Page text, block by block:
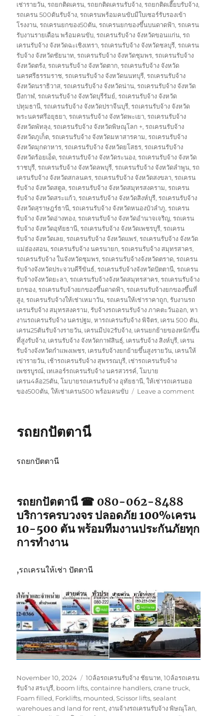
เช่ารายวัน,รถยกติดเครน,รถยกติดเครนรับจ้าง,รถยกติดเฮี๊ยบรับจ้าง,
รถเครน 500ตันรับจ้าง,รถเครนพร้อมคนขับมีใบเซอร์รับรองเข้า
โรงงาน,รถเครนยกของ50ตัน,รถเครนยกของขึ้นบนดาดฟ้า,รถเครน
รับงานรายเดือน พร้อมคนขับ,รถเครนรับจ้าง จังหวัดขอนแก่น,รถ
เครนรับจ้าง จังหวัดฉะเชิงเทรา,รถเครนรับจ้าง จังหวัดชลบุรี,รถเครน
รับจ้าง จังหวัดชัยนาท,รถเครนรับจ้าง จังหวัดชุมพร,รถเครนรับจ้าง
จังหวัดตรัง,รถเครนรับจ้าง จังหวัดตาก,รถเครนรับจ้าง จังหวัด
นครศรีธรรมราช,รถเครนรับจ้าง จังหวัดนนทบุรี,รถเครนรับจ้าง
จังหวัดนราธิวาส,รถเครนรับจ้าง จังหวัดน่าน,รถเครนรับจ้าง จังหวัด
บึงกาฬ,รถเครนรับจ้าง จังหวัดบุรีรัมย์,รถเครนรับจ้าง จังหวัด
ปทุมธานี,รถเครนรับจ้าง จังหวัดปราจีนบุรี,รถเครนรับจ้าง จังหวัด
พระนครศรีอยุธยา,รถเครนรับจ้าง จังหวัดพะเยา,รถเครนรับจ้าง
จังหวัดพัทลุง,รถเครนรับจ้าง จังหวัดพิษณุโลก +,รถเครนรับจ้าง
จังหวัดภูเก็ต,รถเครนรับจ้าง จังหวัดมหาสารคาม,รถเครนรับจ้าง
จังหวัดมุกดาหาร,รถเครนรับจ้าง จังหวัดยโสธร,รถเครนรับจ้าง
จังหวัดร้อยเอ็ด,รถเครนรับจ้าง จังหวัดระนอง,รถเครนรับจ้าง จังหวัด
ราชบุรี,รถเครนรับจ้าง จังหวัดลพบุรี,รถเครนรับจ้าง จังหวัดลำพูน,รถ
เครนรับจ้าง จังหวัดสกลนคร,รถเครนรับจ้าง จังหวัดสงขลา,รถเครน
รับจ้าง จังหวัดสตูล,รถเครนรับจ้าง จังหวัดสมุทรสงคราม,รถเครน
รับจ้าง จังหวัดสระแก้ว,รถเครนรับจ้าง จังหวัดสิงห์บุรี,รถเครนรับจ้าง
จังหวัดสุราษฎร์ธานี,รถเครนรับจ้าง จังหวัดหนองบัวลำภู,รถเครน
รับจ้าง จังหวัดอ่างทอง,รถเครนรับจ้าง จังหวัดอำนาจเจริญ,รถเครน
รับจ้าง จังหวัดอุทัยธานี,รถเครนรับจ้าง จังหวัดเพชรบุรี,รถเครน
รับจ้าง จังหวัดเลย,รถเครนรับจ้าง จังหวัดแพร่,รถเครนรับจ้าง จังหวัด
แม่ฮ่องสอน,รถเครนรับจ้าง นครนายก,รถเครนรับจ้าง สมุทรสาคร,
รถเครนรับจ้าง ในจังหวัดชุมพร,รถเครนรับจ้างจังหวัดตราด,รถเครน
รับจ้างจังหวัดประจวบคีรีขันธ์,รถเครนรับจ้างจังหวัดปัตตานี,รถเครน
รับจ้างจังหวัดยะลา,รถเครนรับจ้างจังหวัดสมุทรสาคร,รถเครนรับจ้าง
ยกของ,รถเครนรับจ้างยกของขึ้นดาดฟ้า,รถเครนรับจ้างยกของขึ้นที่
สูง,รถเครนรับจ้างให้เช่าเหมาวัน,รถเครนให้เช่าราคาถูก,รับงานรถ
เครนรับจ้าง สมุทรสงคราม,รับจ้างรถเครนรับจ้าง ภาคตะวันออก,หา
งานรถเครนรับจ้าง นครปฐม,หารถเครนรับจ้าง พิจิตร, เครน 500 ตัน,
เครน25ตันรับจ้างรายวัน, เครนมีปจ2รับจ้าง, เครนยกย้ายของหนักขึ้น
ที่สูงรับจ้าง, เครนรับจ้าง จังหวัดกาฬสินธุ์, เครนรับจ้าง สิงห์บุรี, เครน
รับจ้างจังหวัดกำแพงเพชร, เครนรับจ้างยกย้ายขึ้นสูงรายวัน, เครนให้
เข่ารายวัน, เช้ารถเครนรับจ้าง สุพรรณบุรี, เช่ารถเครนรับจ้าง
เพชรบูรณ์, เทเลอร์รถเครนรับจ้าง นครสวรรค์,โมบาย
เครน4ล้อ25ตัน,โมบายรถเครนรับจ้าง อุทัยธานี,ให้เช่ารถเครนยอ
ของ500ตัน,ให้เช่าเครน500 พร้อมคนขับ Leave a commenton
รถยกปัตตานี
รถยกปัตตานี
รถยกปัตตานี ☎ 080-062-8488
บริการครบวงจร ปลอดภัย 100%เครน
10-500 ตัน พร้อมทีมงานประกันภัยทุก
การทำงาน
,รถเครนให้เช่า ปัตตานี
Posted
on
November 10, 2024 Tags
10ล้อรถเครนรับจ้าง ชัยนาท,10ล้อรถเครน
รับจ้าง สระบุรี, boom lifts,containre handlers,crane truck,
Foam filled, Forklifts, mounted,Scissor lifts,sealant
warehoues and land for rent, งานจ้างรถเครนรับจ้าง พิษณุโลก,